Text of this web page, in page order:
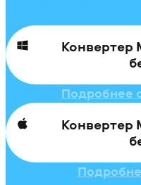
Конвертер
Подробнее
Конвертер